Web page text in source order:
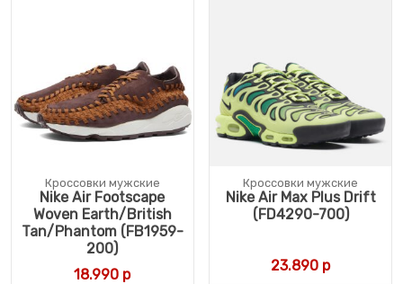
Кроссовки мужские
Nike Air Footscape
Woven Earth/British
Tan/Phantom (FB1959-
200)
18.990 р
Кроссовки мужские
Nike Air Max Plus Drift
(FD4290-700)
23.890 р